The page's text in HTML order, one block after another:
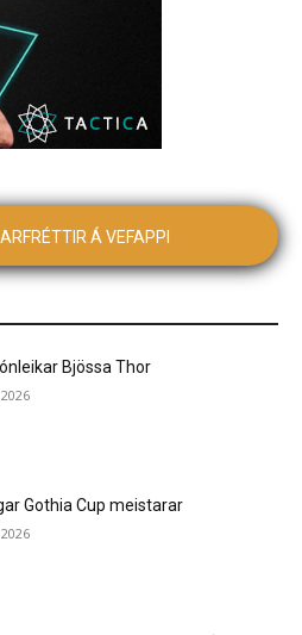
Á VEFAPPI
Bjössa Thor
Gothia Cup meistarar